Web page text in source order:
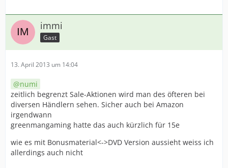
immi
Gast
13. April 2013 um 14:04
numi
zeitlich begrenzt Sale-Aktionen wird man des öfteren bei
diversen Händlern sehen. Sicher auch bei Amazon
irgendwann
greenmangaming hatte das auch kürzlich für 15e
wie es mit Bonusmaterial<->DVD Version aussieht weiss ich
allerdings auch nicht